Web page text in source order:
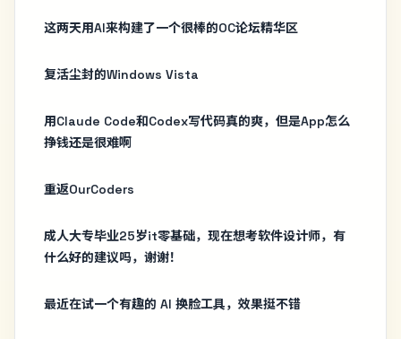
这两天用AI来构建了一个很棒的OC论坛精华区
复活尘封的Windows Vista
用Claude Code和Codex写代码真的爽，但是App怎么
挣钱还是很难啊
重返OurCoders
成人大专毕业25岁it零基础，现在想考软件设计师，有
什么好的建议吗，谢谢！
最近在试一个有趣的 AI 换脸工具，效果挺不错